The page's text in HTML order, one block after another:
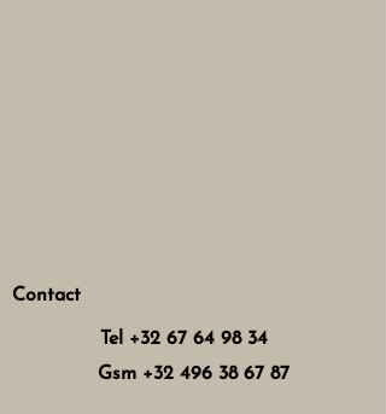
Contact
Tel +32 67 64 98 34
Gsm +32 496 38 67 87